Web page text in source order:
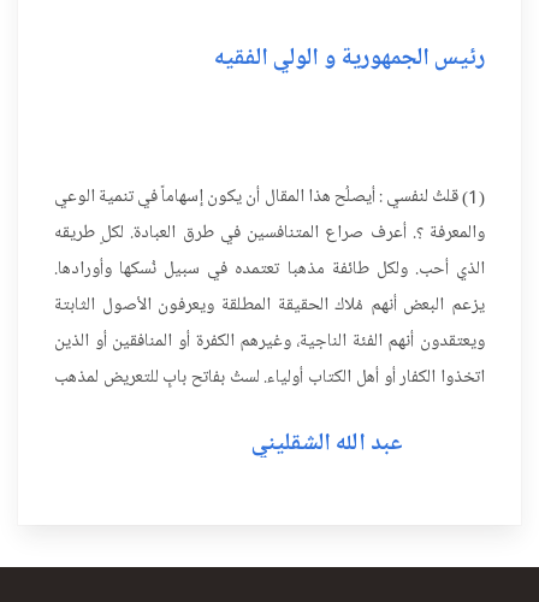
رئيس الجمهورية و الولي الفقيه
(1) قلتُ لنفسي : أيصلُح هذا المقال أن يكون إسهاماً في تنمية الوعي
والمعرفة ؟. أعرف صراع المتنافسين في طرق العبادة. لكلٍ طريقه
الذي أحب. ولكل طائفة مذهبا تعتمده في سبيل نُسكها وأورادها.
يزعم البعض أنهم مُلاك الحقيقة المطلقة ويعرفون الأصول الثابتة
ويعتقدون أنهم الفئة الناجية، وغيرهم الكفرة أو المنافقين أو الذين
اتخذوا الكفار أو أهل الكتاب أولياء. لستُ بفاتح بابٍ للتعريض لمذهب
عبد الله الشقليني